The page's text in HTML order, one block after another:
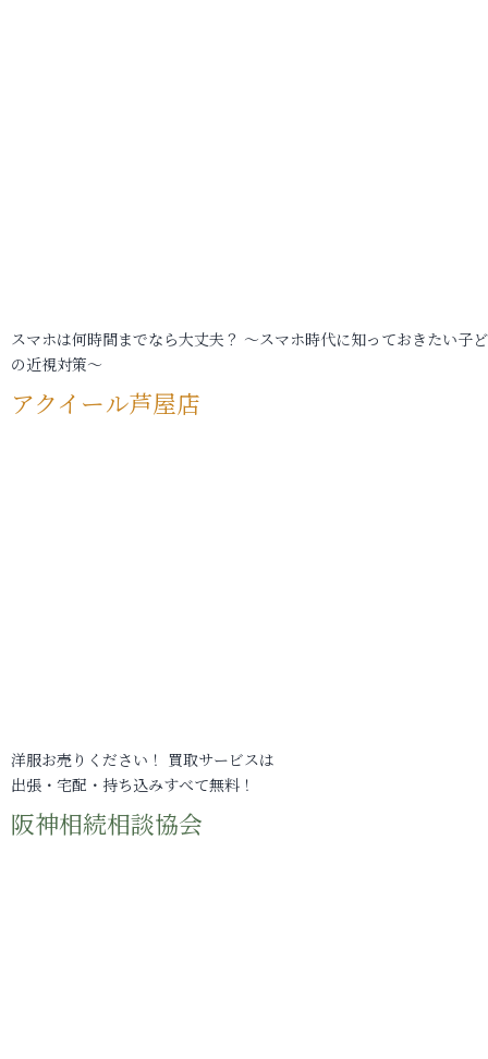
スマホは何時間までなら大丈夫？ ～スマホ時代に知っておきたい子
の近視対策～
アクイール芦屋店
洋服お売りください！ 買取サービスは
出張・宅配・持ち込みすべて無料！
阪神相続相談協会